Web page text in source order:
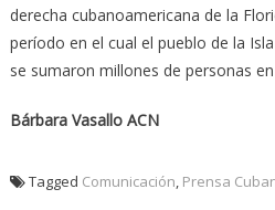
derecha cubanoamericana de la
período en el cual el pueblo de la
se sumaron millones de personas
Bárbara Vasallo ACN
Tagged Comunicación, Prensa